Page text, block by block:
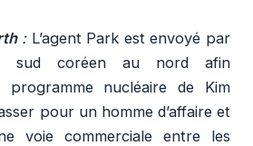
: L’agent Park est envoyé par
sud coréen au nord afin
programme nucléaire de Kim
pour un homme d’affaire et
voie commerciale entre les